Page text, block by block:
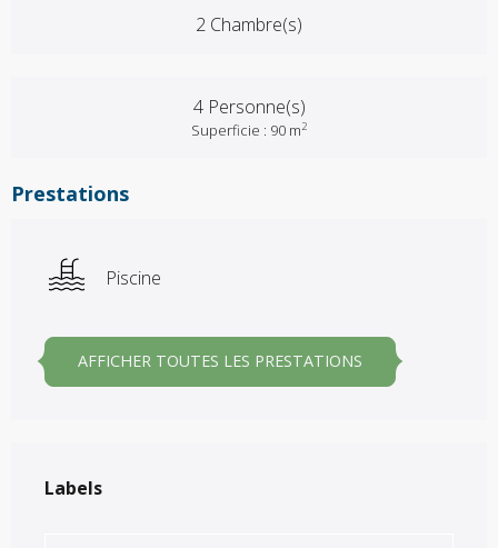
2 Chambre(s)
4 Personne(s)
Superficie : 90 m2
Prestations
Piscine
AFFICHER TOUTES LES PRESTATIONS
Labels
Labels